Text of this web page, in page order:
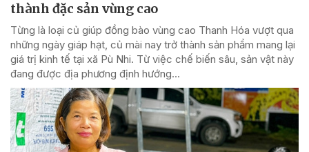
thành đặc sản vùng cao
Từng là loại củ giúp đồng bào vùng cao Thanh Hóa vượt qua
những ngày giáp hạt, củ mài nay trở thành sản phẩm mang lại
giá trị kinh tế tại xã Pù Nhi. Từ việc chế biến sâu, sản vật này
đang được địa phương định hướng...